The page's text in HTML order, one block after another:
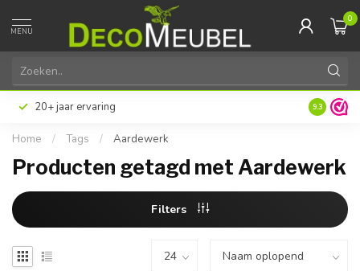
MENU
0
20+ jaar ervaring 9.3
Home / Tags / Aardewerk
Producten getagd met Aardewerk
Filters